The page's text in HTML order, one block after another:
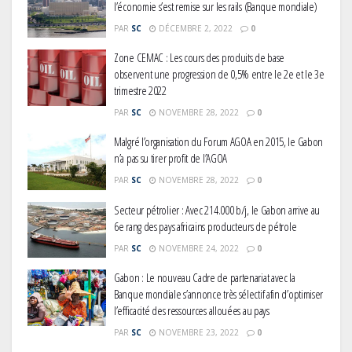
l’économie s’est remise sur les rails (Banque mondiale)
PAR SC DÉCEMBRE 2, 2022 0
Zone CEMAC : Les cours des produits de base
observent une progression de 0,5% entre le 2e et le 3e
trimestre 2022
PAR SC NOVEMBRE 28, 2022 0
Malgré l’organisation du Forum AGOA en 2015, le Gabon
n’a pas su tirer profit de l’AGOA
PAR SC NOVEMBRE 28, 2022 0
Secteur pétrolier : Avec 214.000 b/j, le Gabon arrive au
6e rang des pays africains producteurs de pétrole
PAR SC NOVEMBRE 24, 2022 0
Gabon : Le nouveau Cadre de partenariat avec la
Banque mondiale s’annonce très sélectif afin d’optimiser
l’efficacité des ressources allouées au pays
PAR SC NOVEMBRE 23, 2022 0
Gabon : L’activité économique a
observé une contraction de 3,6 %
au premier trimestre 2026
Le Gabon signe un retour réussi
sur les marchés internationaux
avec un eurobond de 920 millions